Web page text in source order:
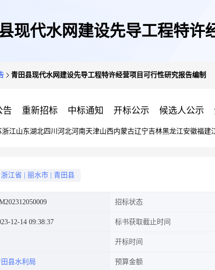
现代水网建设先导工程特许
青田县现代水网建设先导工程特许经营项目可行性研究报告编制
告 重新招标 中标通知 开标公示 候选人公示
浙江山东湖北四川 河北河南天津山西内蒙古辽宁吉林黑龙江安徽福建
浙江省 丽水市 青田县
招标状态
12-14 09:38:37 标书获取截止时间
开标时间
县水利局 预算金额